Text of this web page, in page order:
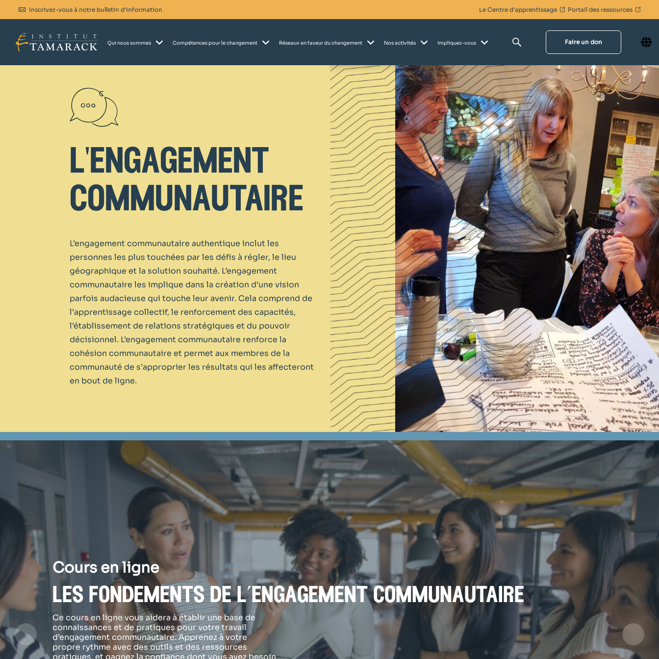
Inscrivez-vous à notre bulletin d'information Le Centre d'apprentissage Portail des ressources
Qui nous sommes Compétences pour le changement Réseaux en faveur du changement Nos activités Impliquez-vous Faire un don
l'engagement
communautaire
L’engagement communautaire authentique inclut les
personnes les plus touchées par les défis à régler, le lieu
géographique et la solution souhaité. L’engagement
communautaire les implique dans la création d’une vision
parfois audacieuse qui touche leur avenir. Cela comprend de
l’apprentissage collectif, le renforcement des capacités,
l’établissement de relations stratégiques et du pouvoir
décisionnel. L’engagement communautaire renforce la
cohésion communautaire et permet aux membres de la
communauté de s’approprier les résultats qui les affecteront
en bout de ligne.
Cours en ligne
les fondements de l’engagement communautaire
Ce cours en ligne vous aidera à établir une base de
connaissances et de pratiques pour votre travail
d’engagement communautaire. Apprenez à votre
propre rythme avec des outils et des ressources
pratiques, et gagnez la confiance dont vous avez besoin